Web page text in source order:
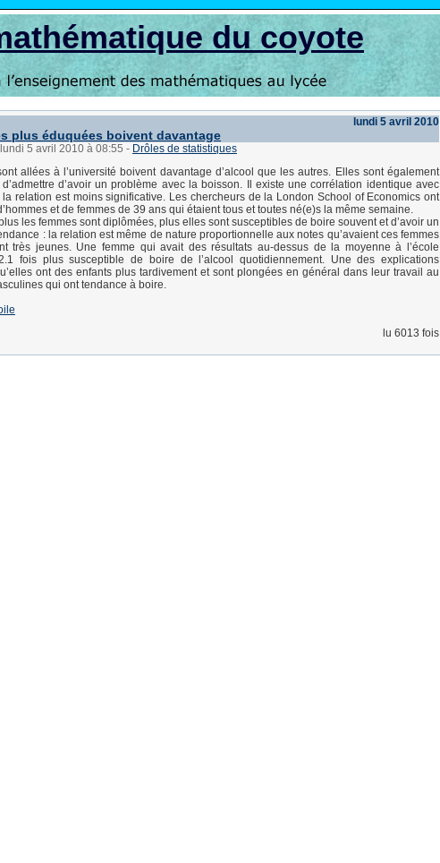
du coyote
lundi 5 avril 2010
plus éduquées boivent davantage
5 avril 2010 à 08:55 - Drôles de statistiques
allées à l’université boivent davantage d’alcool que les autres. Elles sont également
d’avoir un problème avec la boisson. Il existe une corrélation identique avec
la relation est moins significative. Les chercheurs de la London School of Economics ont
et de femmes de 39 ans qui étaient tous et toutes né(e)s la même semaine.
plus les femmes sont diplômées, plus elles sont susceptibles de boire souvent et d’avoir un
: la relation est même de nature proportionnelle aux notes qu’avaient ces femmes
très jeunes. Une femme qui avait des résultats au-dessus de la moyenne à l’école
fois plus susceptible de boire de l’alcool quotidiennement. Une des explications
ont des enfants plus tardivement et sont plongées en général dans leur travail au
qui ont tendance à boire.
lu 6013 fois